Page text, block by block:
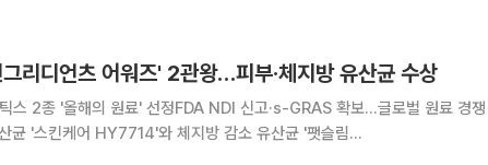
리디언츠 어워즈' 2관왕…피부·체지방 유산균 수상
스 2종 '올해의 원료' 선정FDA NDI 신고·s-GRAS 확보…글로벌 원료 경쟁